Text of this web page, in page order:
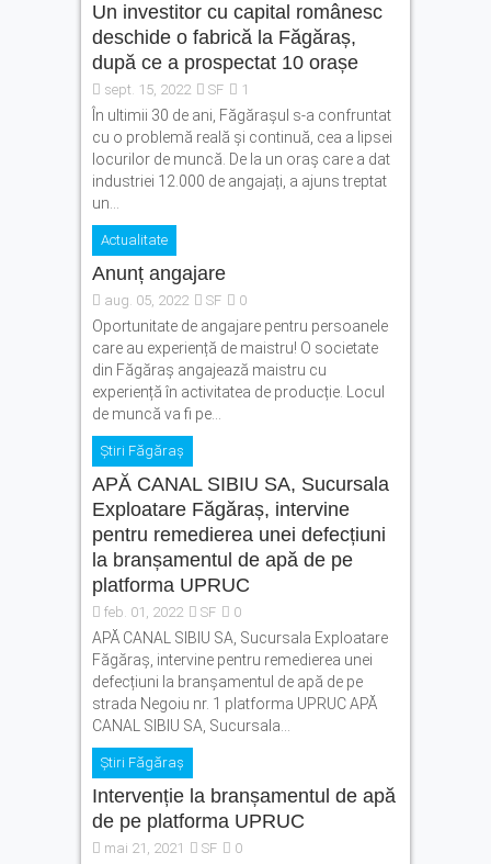
Un investitor cu capital românesc
deschide o fabrică la Făgăraș,
după ce a prospectat 10 orașe
sept. 15, 2022 SF 1
În ultimii 30 de ani, Făgărașul s-a confruntat
cu o problemă reală și continuă, cea a lipsei
locurilor de muncă. De la un oraș care a dat
industriei 12.000 de angajați, a ajuns treptat
un...
Actualitate
Anunț angajare
aug. 05, 2022 SF 0
Oportunitate de angajare pentru persoanele
care au experiență de maistru! O societate
din Făgăraș angajează maistru cu
experiență în activitatea de producție. Locul
de muncă va fi pe...
Știri Făgăraș
APĂ CANAL SIBIU SA, Sucursala
Exploatare Făgăraș, intervine
pentru remedierea unei defecțiuni
la branșamentul de apă de pe
platforma UPRUC
feb. 01, 2022 SF 0
APĂ CANAL SIBIU SA, Sucursala Exploatare
Făgăraș, intervine pentru remedierea unei
defecțiuni la branșamentul de apă de pe
strada Negoiu nr. 1 platforma UPRUC APĂ
CANAL SIBIU SA, Sucursala...
Știri Făgăraș
Intervenție la branșamentul de apă
de pe platforma UPRUC
mai 21, 2021 SF 0